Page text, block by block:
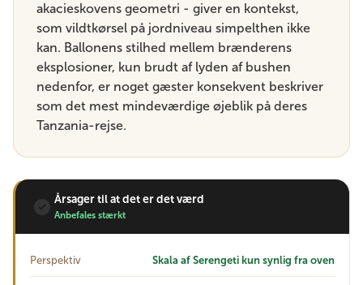
akacieskovens geometri - giver en kontekst,
som vildtkørsel på jordniveau simpelthen ikke
kan. Ballonens stilhed mellem brænderens
eksplosioner, kun brudt af lyden af ​​bushen
nedenfor, er noget gæster konsekvent beskriver
som det mest mindeværdige øjeblik på deres
Tanzania-rejse.
Årsager til at det er det værd
Anbefales stærkt
Perspektiv Skala af Serengeti kun synlig fra oven